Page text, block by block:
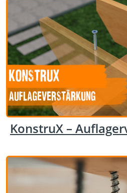
KonstruX –